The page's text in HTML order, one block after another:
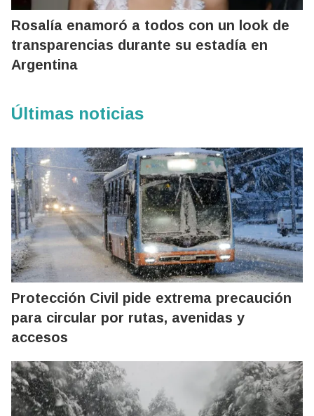
Rosalía enamoró a todos con un look de
transparencias durante su estadía en
Argentina
Últimas noticias
Protección Civil pide extrema precaución
para circular por rutas, avenidas y
accesos